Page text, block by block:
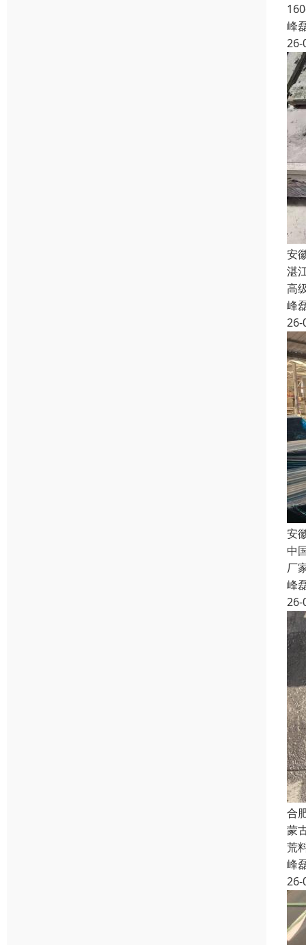
峰
26-
安
湛
高
峰
26-
安
中
厂
峰
26-
合
蒙
荒
峰
26-